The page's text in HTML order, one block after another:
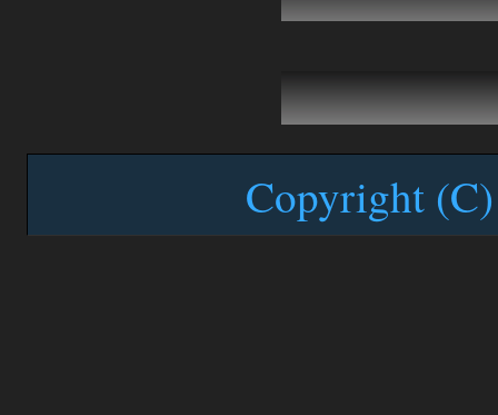
Copyright